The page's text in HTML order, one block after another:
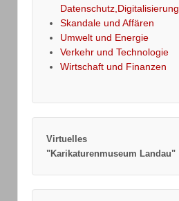
Datenschutz,Digitalisierung
Skandale und Affären
Umwelt und Energie
Verkehr und Technologie
Wirtschaft und Finanzen
Virtuelles
"Karikaturenmuseum Landau"